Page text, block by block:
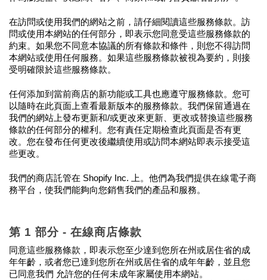
在訪問或使用我們的網站之前，請仔細閱讀這些服務條款。訪
問或使用本網站的任何部分，即表示您同意受這些服務條款的
約束。如果您不同意本協議的所有條款和條件，則您不得訪問
本網站或使用任何服務。如果這些服務條款被視為要約，則接
受明確限於這些服務條款。
任何添加到當前商店的新功能或工具也應遵守服務條款。您可
以隨時在此頁面上查看最新版本的服務條款。我們保留通過在
我們的網站上發布更新和/或更改來更新、更改或替換這些服務
條款的任何部分的權利。您有責任定期檢查此頁面是否有更
改。您在發布任何更改後繼續使用或訪問本網站即表示接受這
些更改。
我們的商店託管在 Shopify Inc. 上。他們為我們提供在線電子商
務平台，使我們能夠向您銷售我們的產品和服務。
第 1 部分 - 在線商店條款
同意這些服務條款，即表示您至少達到您所在州或居住省的成
年年齡，或者您已達到您所在州或居住省的成年年齡，並且您
已同意我們 允許您的任何未成年家屬使用本網站。